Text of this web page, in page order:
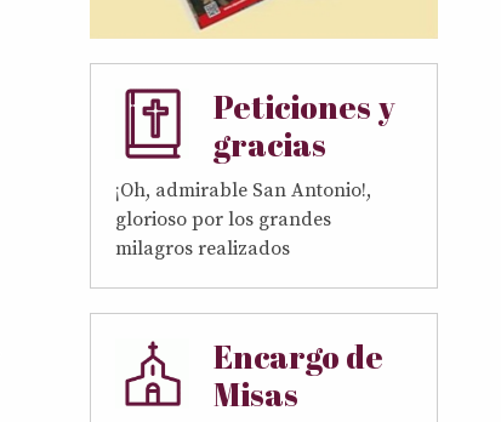
Peticiones y
gracias
¡Oh, admirable San Antonio!,
glorioso por los grandes
milagros realizados
Encargo de
Misas